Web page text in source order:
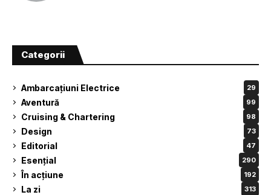
Categorii
Ambarcațiuni Electrice 29
Aventură 99
Cruising & Chartering 98
Design 73
Editorial 47
Esențial 290
În acțiune 192
La zi 313